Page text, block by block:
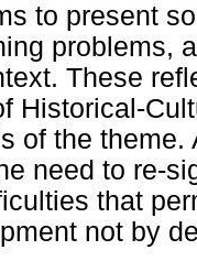
to present
problems,
These
Historical-
of the
need to re-
that
not by